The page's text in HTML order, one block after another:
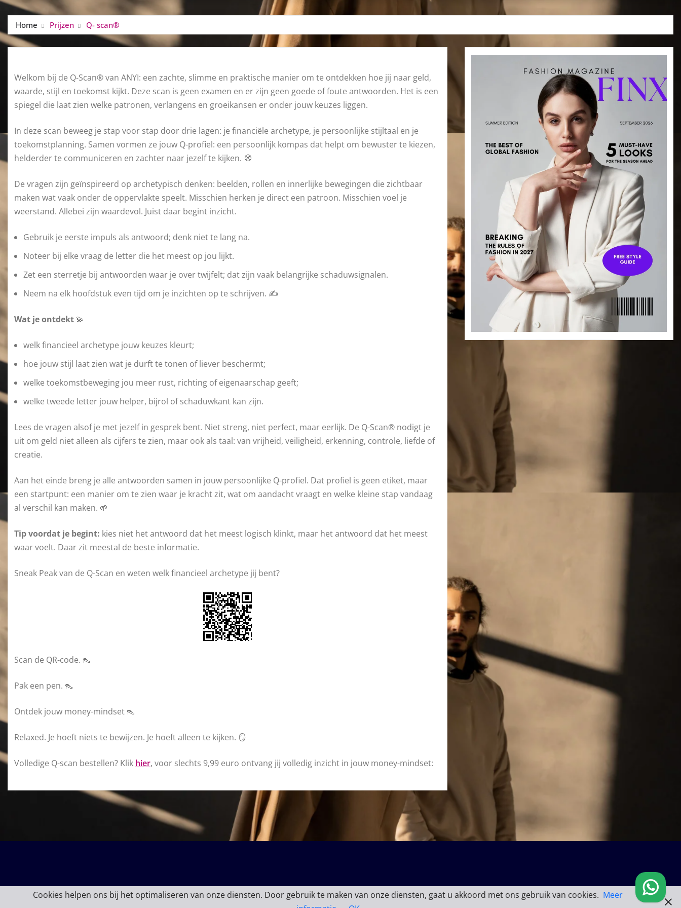
Home Prijzen Q- scan®
Welkom bij de Q-Scan® van ANYI: een zachte, slimme en praktische manier om te ontdekken hoe jij naar geld,
waarde, stijl en toekomst kijkt. Deze scan is geen examen en er zijn geen goede of foute antwoorden. Het is een
spiegel die laat zien welke patronen, verlangens en groeikansen er onder jouw keuzes liggen.
In deze scan beweeg je stap voor stap door drie lagen: je financiële archetype, je persoonlijke stijltaal en je
toekomstplanning. Samen vormen ze jouw Q-profiel: een persoonlijk kompas dat helpt om bewuster te kiezen,
helderder te communiceren en zachter naar jezelf te kijken. 🧭
De vragen zijn geïnspireerd op archetypisch denken: beelden, rollen en innerlijke bewegingen die zichtbaar
maken wat vaak onder de oppervlakte speelt. Misschien herken je direct een patroon. Misschien voel je
weerstand. Allebei zijn waardevol. Juist daar begint inzicht.
Gebruik je eerste impuls als antwoord; denk niet te lang na.
Noteer bij elke vraag de letter die het meest op jou lijkt.
Zet een sterretje bij antwoorden waar je over twijfelt; dat zijn vaak belangrijke schaduwsignalen.
Neem na elk hoofdstuk even tijd om je inzichten op te schrijven. ✍️
Wat je ontdekt 💫
welk financieel archetype jouw keuzes kleurt;
hoe jouw stijl laat zien wat je durft te tonen of liever beschermt;
welke toekomstbeweging jou meer rust, richting of eigenaarschap geeft;
welke tweede letter jouw helper, bijrol of schaduwkant kan zijn.
Lees de vragen alsof je met jezelf in gesprek bent. Niet streng, niet perfect, maar eerlijk. De Q-Scan® nodigt je
uit om geld niet alleen als cijfers te zien, maar ook als taal: van vrijheid, veiligheid, erkenning, controle, liefde of
creatie.
Aan het einde breng je alle antwoorden samen in jouw persoonlijke Q-profiel. Dat profiel is geen etiket, maar
een startpunt: een manier om te zien waar je kracht zit, wat om aandacht vraagt en welke kleine stap vandaag
al verschil kan maken. 🌱
Tip voordat je begint: kies niet het antwoord dat het meest logisch klinkt, maar het antwoord dat het meest
waar voelt. Daar zit meestal de beste informatie.
Sneak Peak van de Q-Scan en weten welk financieel archetype jij bent?
Scan de QR-code. 👠
Pak een pen. 👠
Ontdek jouw money-mindset 👠
Relaxed. Je hoeft niets te bewijzen. Je hoeft alleen te kijken. 🪞
Volledige Q-scan bestellen? Klik hier, voor slechts 9,99 euro ontvang jij volledig inzicht in jouw money-mindset:
Cookies helpen ons bij het optimaliseren van onze diensten. Door gebruik te maken van onze diensten, gaat u akkoord met ons gebruik van cookies. Meer